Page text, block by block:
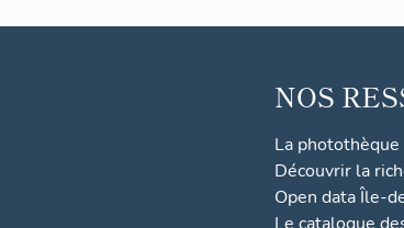
NOS
La
Découvrir la
Open data Île-